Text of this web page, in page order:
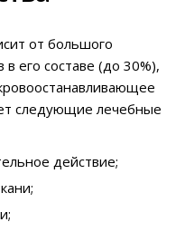
от большого
его составе (до 30%),
следующие лечебные
действие;